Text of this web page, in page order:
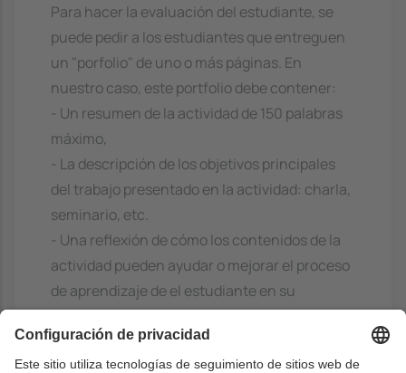
Para hacer la evaluación del estudiante, se
puede pedir a los estudiantes que entreguen
un "porfolio" de uno o más páginas. En
nuestro caso, este portfolio debe contener:
- Un resumen de la actividad de 150 palabras
máximo,
- La descripción de los objetivos principales
del trabajo presentado en la actividad: charla,
seminario, etc.
- Una reflexión de cómo los contenidos de la
actividad pueden ayudar o mejorar el proceso
de aprendizaje de el estudiante en su
especialización, y
- Al menos una referencia bibliográfica de
algún trabajo relacionado con el objetivo de la